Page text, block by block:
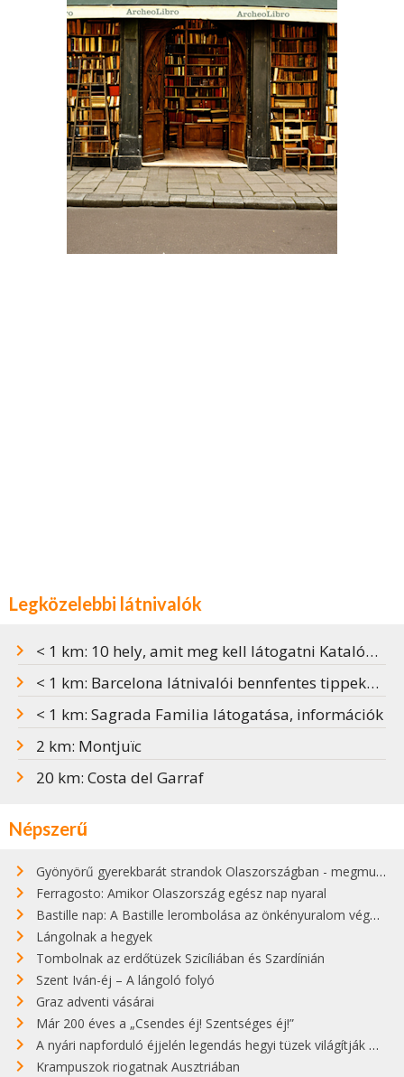
Legközelebbi látnivalók
< 1 km: 10 hely, amit meg kell látogatni Katalóniában
< 1 km: Barcelona látnivalói bennfentes tippekkel
< 1 km: Sagrada Familia látogatása, információk
2 km: Montjuïc
20 km: Costa del Garraf
Népszerű
Gyönyörű gyerekbarát strandok Olaszországban - megmutatjuk a 15 legjobbat
Ferragosto: Amikor Olaszország egész nap nyaral
Bastille nap: A Bastille lerombolása az önkényuralom végét jelentette
Lángolnak a hegyek
Tombolnak az erdőtüzek Szicíliában és Szardínián
Szent Iván-éj – A lángoló folyó
Graz adventi vásárai
Már 200 éves a „Csendes éj! Szentséges éj!”
A nyári napforduló éjjelén legendás hegyi tüzek világítják meg Zugspitzét
Krampuszok riogatnak Ausztriában